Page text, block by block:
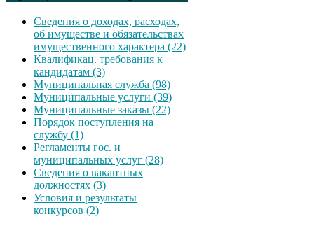
Сведения о доходах, расходах,
об имуществе и обязательствах
имущественного характера (22)
Квалификац. требования к
кандидатам (3)
Муниципальная служба (98)
Муниципальные услуги (39)
Муниципальные заказы (22)
Порядок поступления на
службу (1)
Регламенты гос. и
муниципальных услуг (28)
Сведения о вакантных
должностях (3)
Условия и результаты
конкурсов (2)